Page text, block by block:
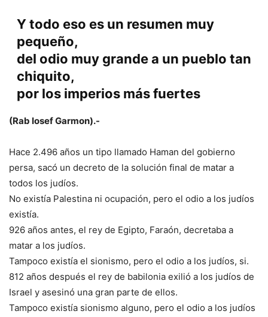
Y todo eso es un resumen muy
pequeño,
del odio muy grande a un pueblo tan
chiquito,
por los imperios más fuertes
(Rab Iosef Garmon).-
Hace 2.496 años un tipo llamado Haman del gobierno
persa, sacó un decreto de la solución final de matar a
todos los judíos.
No existía Palestina ni ocupación, pero el odio a los judíos
existía.
926 años antes, el rey de Egipto, Faraón, decretaba a
matar a los judíos.
Tampoco existía el sionismo, pero el odio a los judíos, si.
812 años después el rey de babilonia exilió a los judíos de
Israel y asesinó una gran parte de ellos.
Tampoco existía sionismo alguno, pero el odio a los judíos